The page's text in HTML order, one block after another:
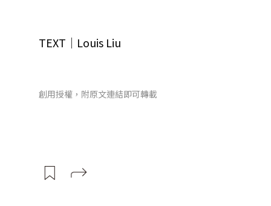
TEXT│Louis Liu
創用授權，附原文連結即可轉載